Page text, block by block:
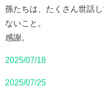
孫たちは、たくさん世話
ないこと。
感謝。
2025/07/18
2025/07/25